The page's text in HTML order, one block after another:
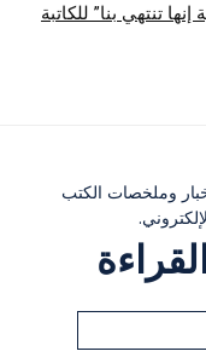
تنتهي بنا” للكاتبة
وملخصات الكتب